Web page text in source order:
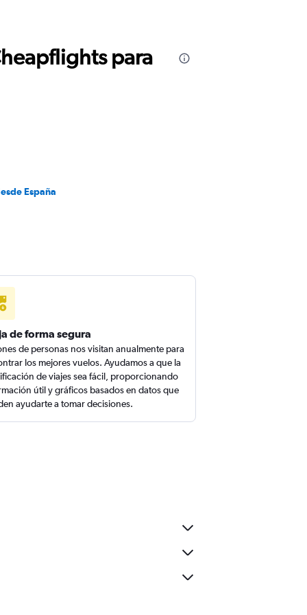
para
España
de forma segura
de personas nos visitan anualmente para
los mejores vuelos. Ayudamos a que la
de viajes sea fácil, proporcionando
útil y gráficos basados en datos que
ayudarte a tomar decisiones.